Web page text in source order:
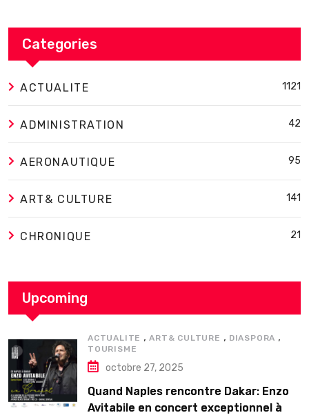
Categories
ACTUALITE 1121
ADMINISTRATION 42
AERONAUTIQUE 95
ART& CULTURE 141
CHRONIQUE 21
Upcoming
ACTUALITE ,ART& CULTURE , DIASPORA ,
TOURISME
octobre 27, 2025
Quand Naples rencontre Dakar: Enzo
Avitabile en concert exceptionnel à